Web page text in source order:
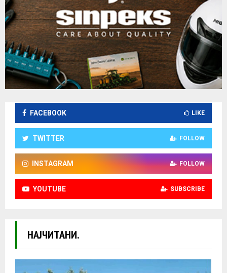
FACEBOOK LIKE
TWITTER FOLLOW
INSTAGRAM FOLLOW
YOUTUBE SUBSCRIBE
НАЈЧИТАНИ.